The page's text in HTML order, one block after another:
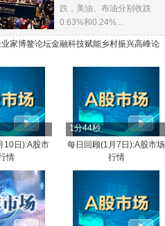
跌，美油、布油分别收跌
0.63%和0.24%...
家博鳌论坛金融科技赋能乡村振兴高峰论
10日):A股市
情
1分44秒
每日回顾(1月7日):A股市场
行情